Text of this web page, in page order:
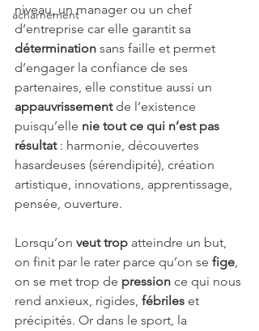
acharnement
niveau, un manager ou un chef
d’entreprise car elle garantit sa
détermination sans faille et permet
d’engager la confiance de ses
partenaires, elle constitue aussi un
appauvrissement de l’existence
puisqu’elle nie tout ce qui n’est pas
résultat : harmonie, découvertes
hasardeuses (sérendipité), création
artistique, innovations, apprentissage,
pensée, ouverture.
Lorsqu’on veut trop atteindre un but,
on finit par le rater parce qu’on se fige,
on se met trop de pression ce qui nous
rend anxieux, rigides, fébriles et
précipités. Or dans le sport, la